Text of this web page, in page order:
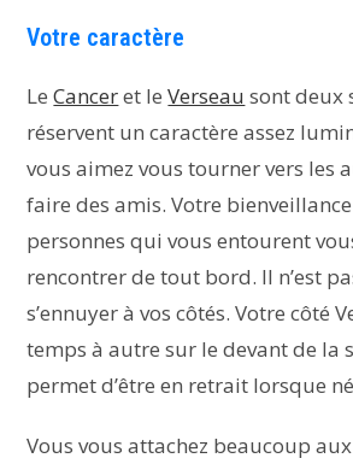
Votre caractère
LeCanceret leVerseau sont deux
réservent un caractère assez
vous aimez vous tourner vers les
faire des amis. Votre
personnes qui vous entourent
rencontrer de tout bord. Il n’est
s’ennuyer à vos côtés. Votre côté
temps à autre sur le devant de la
permet d’être en retrait lorsque
Vous vous attachez beaucoup